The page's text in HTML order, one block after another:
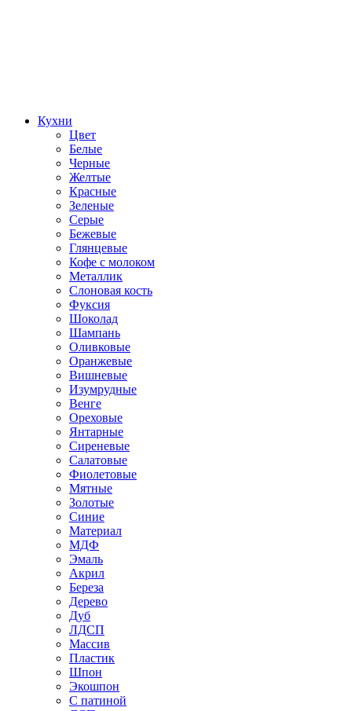
Кухни
Цвет
Белые
Черные
Желтые
Красные
Зеленые
Серые
Бежевые
Глянцевые
Кофе с молоком
Металлик
Слоновая кость
Фуксия
Шоколад
Шампань
Оливковые
Оранжевые
Вишневые
Изумрудные
Венге
Ореховые
Янтарные
Сиреневые
Салатовые
Фиолетовые
Мятные
Золотые
Синие
Материал
МДФ
Эмаль
Акрил
Береза
Дерево
Дуб
ЛДСП
Массив
Пластик
Шпон
Экошпон
С патиной